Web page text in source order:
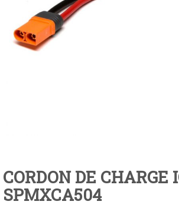
CORDON DE CHARGE
SPMXCA504